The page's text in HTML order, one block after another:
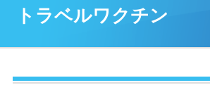
トラベルワクチン